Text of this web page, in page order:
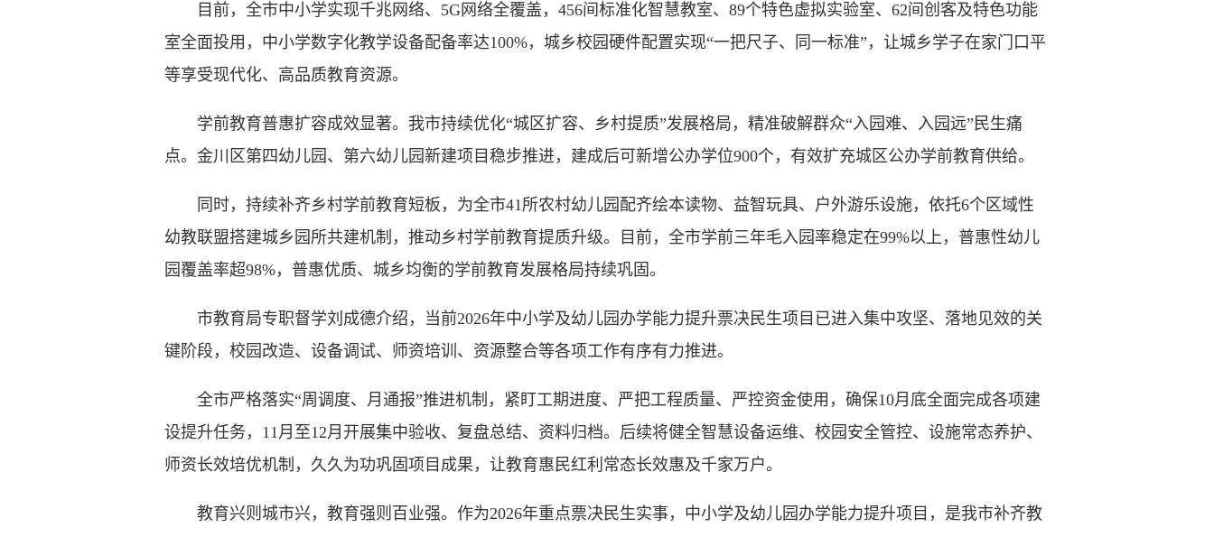
目前，全市中小学实现千兆网络、5G网络全覆盖，456间标准化智慧教室、89个特色虚拟实验室、62间创客及特色功能
室全面投用，中小学数字化教学设备配备率达100%，城乡校园硬件配置实现“一把尺子、同一标准”，让城乡学子在家门口平
等享受现代化、高品质教育资源。
学前教育普惠扩容成效显著。我市持续优化“城区扩容、乡村提质”发展格局，精准破解群众“入园难、入园远”民生痛
点。金川区第四幼儿园、第六幼儿园新建项目稳步推进，建成后可新增公办学位900个，有效扩充城区公办学前教育供给。
同时，持续补齐乡村学前教育短板，为全市41所农村幼儿园配齐绘本读物、益智玩具、户外游乐设施，依托6个区域性
幼教联盟搭建城乡园所共建机制，推动乡村学前教育提质升级。目前，全市学前三年毛入园率稳定在99%以上，普惠性幼儿
园覆盖率超98%，普惠优质、城乡均衡的学前教育发展格局持续巩固。
市教育局专职督学刘成德介绍，当前2026年中小学及幼儿园办学能力提升票决民生项目已进入集中攻坚、落地见效的关
键阶段，校园改造、设备调试、师资培训、资源整合等各项工作有序有力推进。
全市严格落实“周调度、月通报”推进机制，紧盯工期进度、严把工程质量、严控资金使用，确保10月底全面完成各项建
设提升任务，11月至12月开展集中验收、复盘总结、资料归档。后续将健全智慧设备运维、校园安全管控、设施常态养护、
师资长效培优机制，久久为功巩固项目成果，让教育惠民红利常态长效惠及千家万户。
教育兴则城市兴，教育强则百业强。作为2026年重点票决民生实事，中小学及幼儿园办学能力提升项目，是我市补齐教